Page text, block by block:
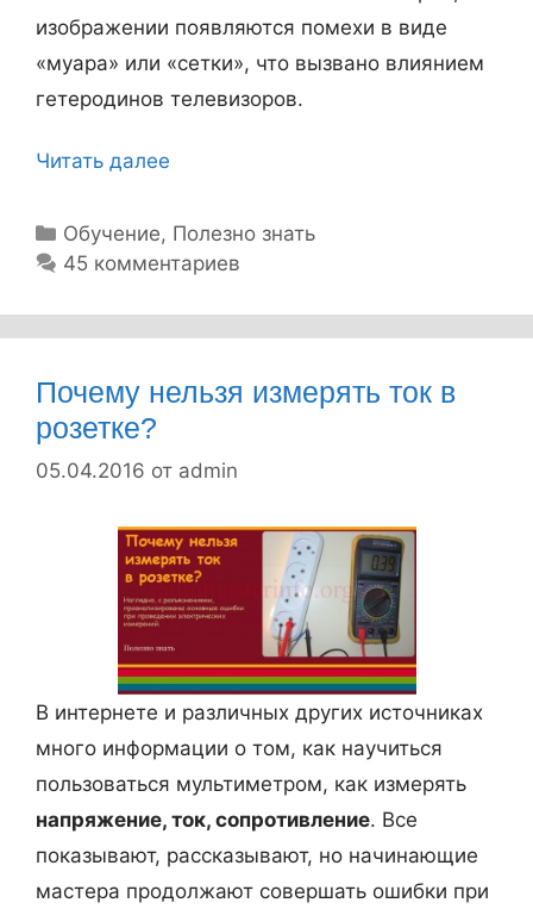
я
о
т
ч
е
и
В
.
изображении появляются помехи в виде
«муара» или «сетки», что вызвано влиянием
гетеродинов телевизоров.
Читать далее
к
п
д
ч
т
ь
н
е
с
Р
у
к
Обучение, Полезно знать
45 комментариев
Почему нельзя измерять ток в
розетке?
05.04.2016 от admin
В интернете и различных других источниках
много информации о том, как научиться
пользоваться мультиметром, как измерять
напряжение, ток, сопротивление. Все
показывают, рассказывают, но начинающие
мастера продолжают совершать ошибки при